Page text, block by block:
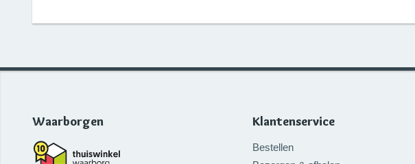
Waarborgen Klantenservice
Bestellen